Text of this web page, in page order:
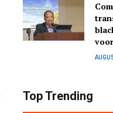
Top Trending